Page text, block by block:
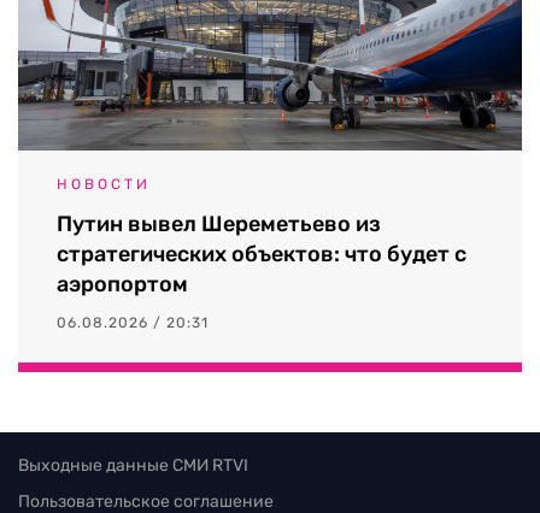
НОВОСТИ
Путин вывел Шереметьево из
стратегических объектов: что будет с
аэропортом
06.08.2026 / 20:31
Выходные данные СМИ RTVI
Пользовательское соглашение